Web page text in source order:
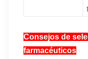
Consejos de
farmacéuticos